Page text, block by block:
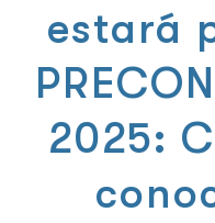
estará
2025: